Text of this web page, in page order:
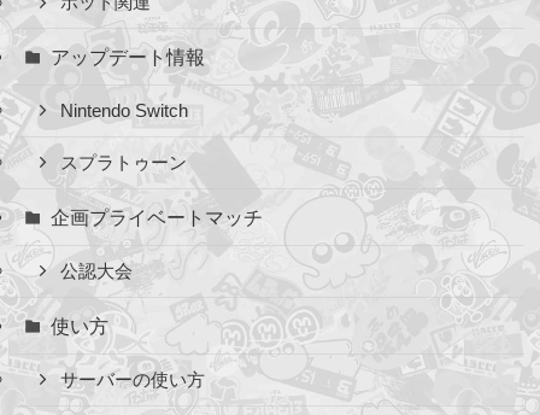
アップデート情報
Nintendo Switch
スプラトゥーン
企画プライベートマッチ
公認大会
使い方
サーバーの使い方